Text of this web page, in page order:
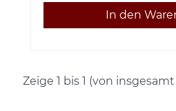
Zeige 1 bis 1 (von insgesamt